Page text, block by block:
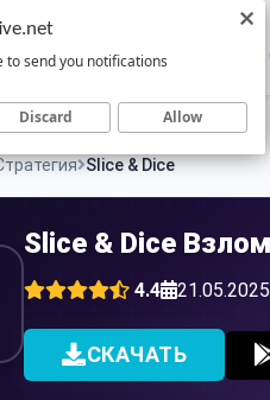
Slice & Dice
Slice & Dice
4.4 21.05.2025
СКАЧАТЬ
to send you notifications
Discard Allow